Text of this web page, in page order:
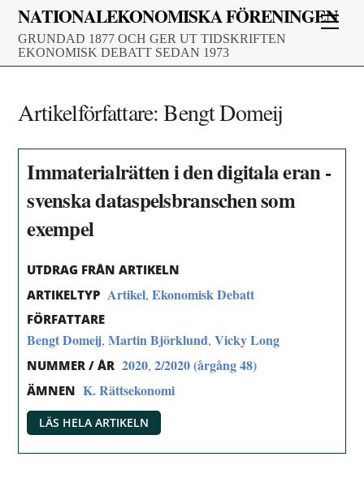
Skip
content
NATIONALEKONOMISKA FÖRENINGEN
GRUNDAD 1877 OCH GER UT TIDSKRIFTEN
EKONOMISK DEBATT SEDAN 1973
Artikelförfattare:Bengt Domeij
Immaterialrätten i den digitala eran -
svenska dataspelsbranschen som
exempel
UTDRAG FRÅN ARTIKELN
ARTIKELTYP Artikel,Ekonomisk Debatt
FÖRFATTARE
Bengt Domeij,Martin Björklund,Vicky Long
NUMMER / ÅR 2020,2/2020 (årgång 48)
ÄMNEN K. Rättsekonomi
LÄS HELA ARTIKELN